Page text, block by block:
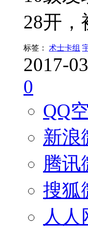
28开，
标签： 术士卡组
2017-
0
QQ
新浪
腾讯
搜狐
人人